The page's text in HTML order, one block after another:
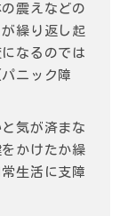
震えなどの
繰り返し起
なるのでは
ニック障
気が済まな
かけたか繰
生活に支障